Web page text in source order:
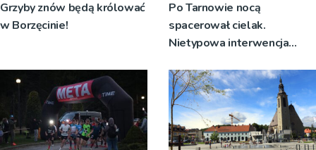
Grzyby znów będą królować
w Borzęcinie!
Po Tarnowie nocą
spacerował cielak.
Nietypowa interwencja